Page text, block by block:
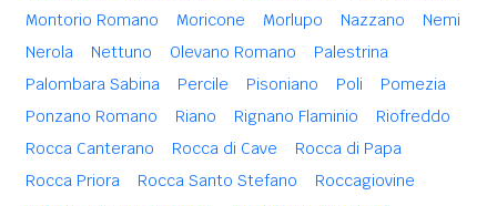
Montorio Romano
Moricone Morlupo Nazzano
Nemi
Nerola
Nettuno Olevano Romano
Palestrina
Palombara Sabina
Percile Pisoniano Poli
Pomezia
Ponzano Romano
Riano Rignano Flaminio
Riofreddo
Rocca Canterano
Rocca di Cave
Rocca di Papa
Rocca Priora
Rocca Santo Stefano
Roccagiovine